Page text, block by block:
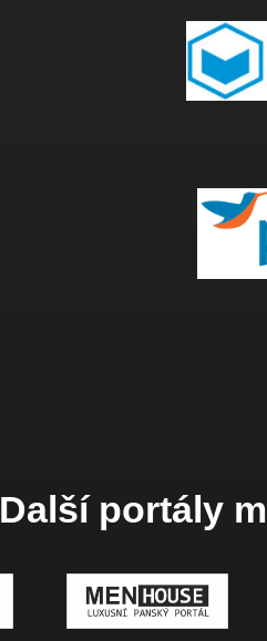
Další portály